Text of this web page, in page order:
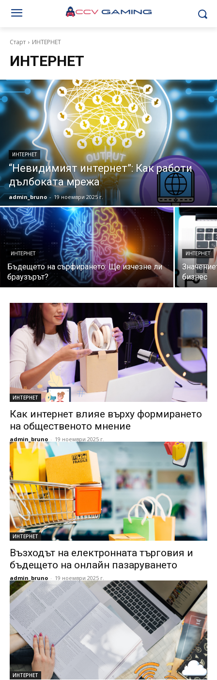
Старт ИНТЕРНЕТ
ИНТЕРНЕТ
ИНТЕРНЕТ
“Невидимият интернет”: Как работи
дълбоката мрежа
admin_bruno - 19 ноември 2025 г.
ИНТЕРНЕТ
Бъдещето на сърфирането: Ще изчезне ли
браузърът?
ИНТЕРНЕТ
бизнес
ИНТЕРНЕТ
Как интернет влияе върху формирането
на общественото мнение
admin_bruno - 19 ноември 2025 г.
ИНТЕРНЕТ
Възходът на електронната търговия и
бъдещето на онлайн пазаруването
admin_bruno - 19 ноември 2025 г.
ИНТЕРНЕТ